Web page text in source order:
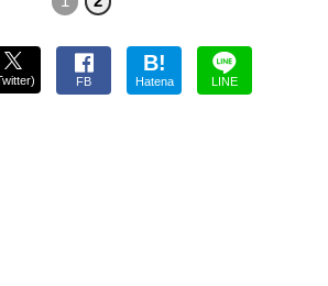
FB
B!
Hatena LINE